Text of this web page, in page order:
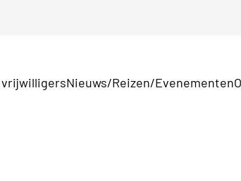
vrijwilligersNieuws/Reizen/Evenementen